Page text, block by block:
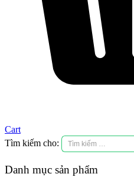
Cart
Tìm kiếm cho:
Danh mục sản phẩm